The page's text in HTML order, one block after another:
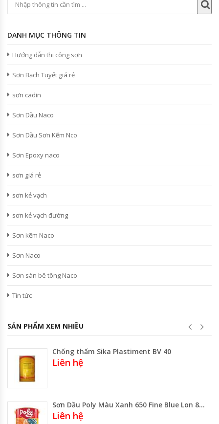
DANH MỤC THÔNG TIN
Hướng dẫn thi công sơn
Sơn Bạch Tuyết giá rẻ
sơn cadin
Sơn Dầu Naco
Sơn Dầu Sơn Kẽm Nco
Sơn Epoxy naco
sơn giá rẻ
sơn kẻ vạch
sơn kẻ vạch đường
Sơn kẽm Naco
Sơn Naco
Sơn sàn bê tông Naco
Tin tức
SẢN PHẨM XEM NHIỀU
Chống thấm Sika Plastiment BV 40
Liên hệ
Sơn Dầu Poly Màu Xanh 650 Fine Blue Lon 800ML-3 Lít -Thùng 17.75 Lít
Liên hệ